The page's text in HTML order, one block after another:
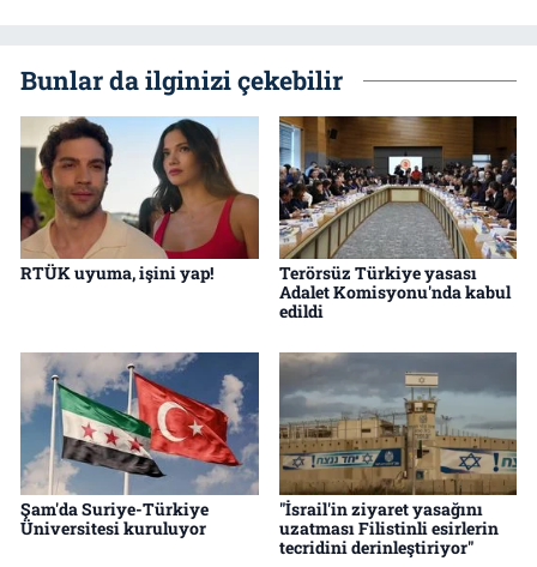
Bunlar da ilginizi çekebilir
RTÜK uyuma, işini yap!
Terörsüz Türkiye yasası
Adalet Komisyonu'nda kabul
edildi
Şam'da Suriye-Türkiye
Üniversitesi kuruluyor
"İsrail'in ziyaret yasağını
uzatması Filistinli esirlerin
tecridini derinleştiriyor"